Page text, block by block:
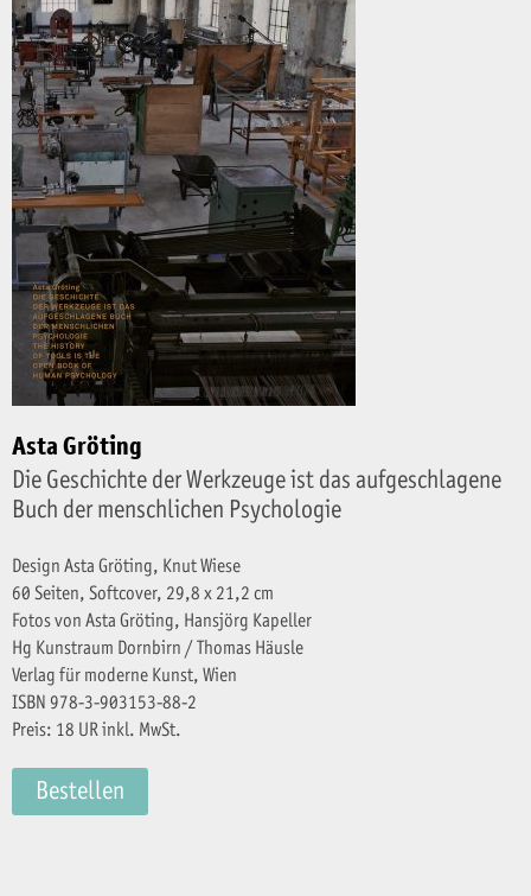
Asta Gröting
Die Geschichte der Werkzeuge ist das aufgeschlagene
Buch der menschlichen Psychologie
Design Asta Gröting, Knut Wiese
60 Seiten, Softcover, 29,8 x 21,2 cm
Fotos von Asta Gröting, Hansjörg Kapeller
Hg Kunstraum Dornbirn / Thomas Häusle
Verlag für moderne Kunst, Wien
ISBN 978-3-903153-88-2
Preis: 18 UR inkl. MwSt.
Bestellen